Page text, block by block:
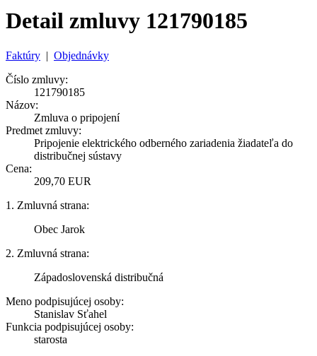
Detail zmluvy 121790185
Faktúry | Objednávky
Číslo zmluvy:
121790185
Názov:
Zmluva o pripojení
Predmet zmluvy:
Pripojenie elektrického odberného zariadenia žiadateľa do
distribučnej sústavy
Cena:
209,70 EUR
1. Zmluvná strana:
Obec Jarok
2. Zmluvná strana:
Západoslovenská distribučná
Meno podpisujúcej osoby:
Stanislav Sťahel
Funkcia podpisujúcej osoby:
starosta